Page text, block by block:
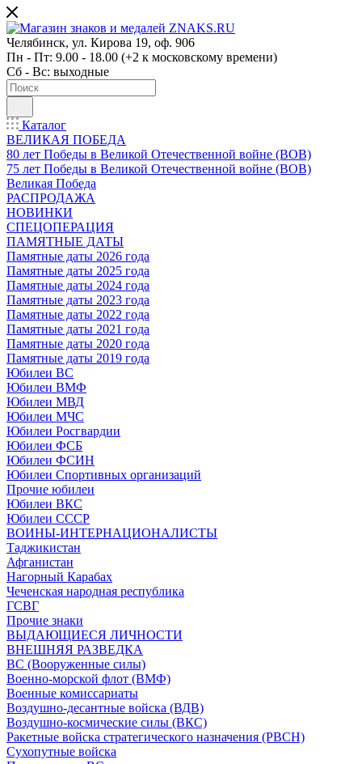
Челябинск, ул. Кирова 19, оф. 906
Пн - Пт: 9.00 - 18.00 (+2 к московскому времени)
Сб - Вс: выходные
Каталог
ВЕЛИКАЯ ПОБЕДА
80 лет Победы в Великой Отечественной войне (ВОВ)
75 лет Победы в Великой Отечественной войне (ВОВ)
Великая Победа
РАСПРОДАЖА
НОВИНКИ
СПЕЦОПЕРАЦИЯ
ПАМЯТНЫЕ ДАТЫ
Памятные даты 2026 года
Памятные даты 2025 года
Памятные даты 2024 года
Памятные даты 2023 года
Памятные даты 2022 года
Памятные даты 2021 года
Памятные даты 2020 года
Памятные даты 2019 года
Юбилеи ВС
Юбилеи ВМФ
Юбилеи МВД
Юбилеи МЧС
Юбилеи Росгвардии
Юбилеи ФСБ
Юбилеи ФСИН
Юбилеи Спортивных организаций
Прочие юбилеи
Юбилеи ВКС
Юбилеи СССР
ВОИНЫ-ИНТЕРНАЦИОНАЛИСТЫ
Таджикистан
Афганистан
Нагорный Карабах
Чеченская народная республика
ГСВГ
Прочие знаки
ВЫДАЮЩИЕСЯ ЛИЧНОСТИ
ВНЕШНЯЯ РАЗВЕДКА
ВС (Вооруженные силы)
Военно-морской флот (ВМФ)
Военные комиссариаты
Воздушно-десантные войска (ВДВ)
Воздушно-космические силы (ВКС)
Ракетные войска стратегического назначения (РВСН)
Сухопутные войска